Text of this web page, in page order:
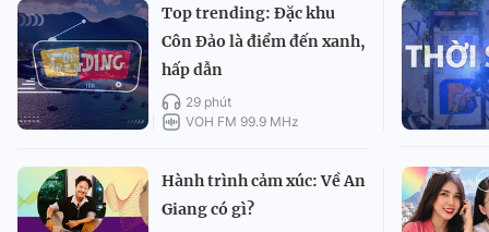
Top trending: Đặc khu
Côn Đảo là điểm đến xanh,
hấp dẫn
29 phút
VOH FM 99.9 MHz
Hành trình cảm xúc: Về An
Giang có gì?